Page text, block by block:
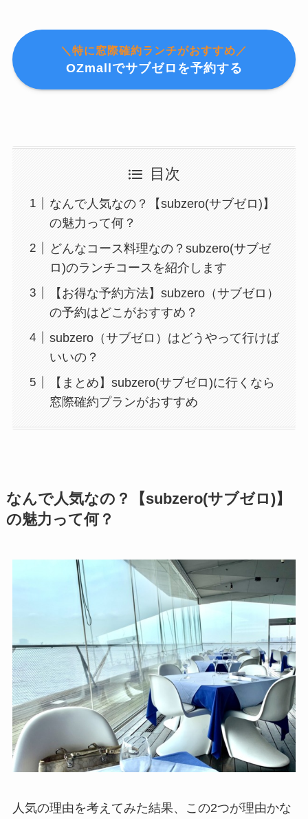
＼特に窓際確約ランチがおすすめ／
OZmallでサブゼロを予約する
目次
なんで人気なの？【subzero(サブゼロ)】
の魅力って何？
どんなコース料理なの？subzero(サブゼ
ロ)のランチコースを紹介します
【お得な予約方法】subzero（サブゼロ）
の予約はどこがおすすめ？
subzero（サブゼロ）はどうやって行けば
いいの？
【まとめ】subzero(サブゼロ)に行くなら
窓際確約プランがおすすめ
なんで人気なの？【subzero(サブゼロ)】
の魅力って何？
人気の理由を考えてみた結果、この2つが理由かな